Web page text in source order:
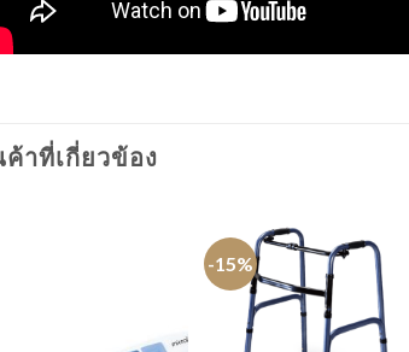
าที่เกี่ยวข้อง
-15%